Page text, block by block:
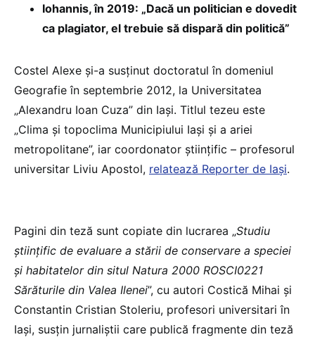
Iohannis, în 2019: „Dacă un politician e dovedit
ca plagiator, el trebuie să dispară din politică”
Costel Alexe și-a susținut doctoratul în domeniul
Geografie în septembrie 2012, la Universitatea
„Alexandru Ioan Cuza” din Iași. Titlul tezeu este
„Clima și topoclima Municipiului Iași și a ariei
metropolitane”, iar coordonator științific – profesorul
universitar Liviu Apostol, relatează Reporter de Iași.
Pagini din teză sunt copiate din lucrarea „Studiu
științific de evaluare a stării de conservare a speciei
și habitatelor din situl Natura 2000 ROSCI0221
Sărăturile din Valea Ilenei”, cu autori Costică Mihai și
Constantin Cristian Stoleriu, profesori universitari în
Iași, susțin jurnaliștii care publică fragmente din teză